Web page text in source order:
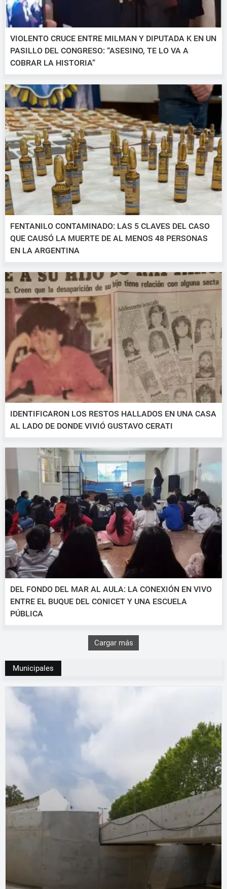
VIOLENTO CRUCE ENTRE MILMAN Y DIPUTADA K EN UN
PASILLO DEL CONGRESO: “ASESINO, TE LO VA A
COBRAR LA HISTORIA”
FENTANILO CONTAMINADO: LAS 5 CLAVES DEL CASO
QUE CAUSÓ LA MUERTE DE AL MENOS 48 PERSONAS
EN LA ARGENTINA
IDENTIFICARON LOS RESTOS HALLADOS EN UNA CASA
AL LADO DE DONDE VIVIÓ GUSTAVO CERATI
DEL FONDO DEL MAR AL AULA: LA CONEXIÓN EN VIVO
ENTRE EL BUQUE DEL CONICET Y UNA ESCUELA
PÚBLICA
Cargar más
Municipales